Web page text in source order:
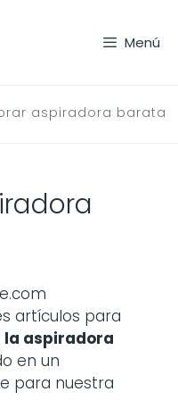
Menú
aspiradora barata
artículos para
la aspiradora
en un
para nuestra